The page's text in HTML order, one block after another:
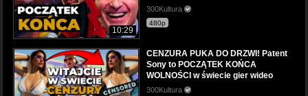
10:29
300Kultura
480p
CENZURA PUKA DO DRZWI! Patent
Sony to POCZĄTEK KOŃCA
WOLNOŚCI w świecie gier wideo
300Kultura